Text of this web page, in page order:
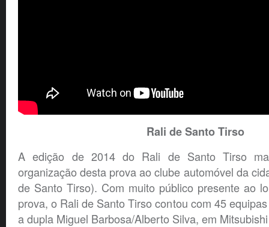
Rali de Santo Tirso
A edição de 2014 do Rali de Santo Tirso
organização desta prova ao clube automóvel da
de Santo Tirso). Com muito público presente ao
prova, o Rali de Santo Tirso contou com 45
a dupla Miguel Barbosa/Alberto Silva, em